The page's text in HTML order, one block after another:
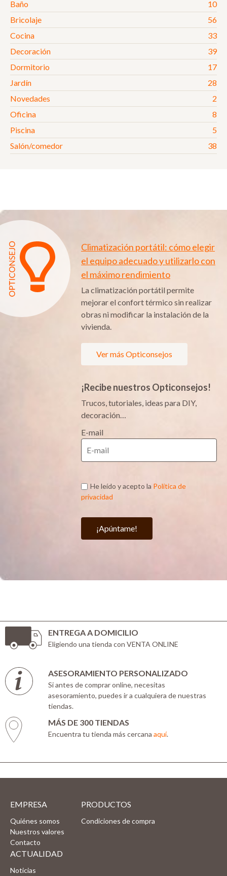
Baño
10
Bricolaje
56
Cocina
33
Decoración
39
Dormitorio
17
Jardín
28
Novedades
2
Oficina
8
Piscina
5
Salón/comedor
38
Climatización portátil: cómo elegir
el equipo adecuado y utilizarlo con
el máximo rendimiento
La climatización portátil permite
mejorar el confort térmico sin realizar
obras ni modificar la instalación de la
vivienda.
Ver más Opticonsejos
¡Recibe nuestros Opticonsejos!
Trucos, tutoriales, ideas para DIY,
decoración…
E-mail
He leído y acepto la Política de
privacidad
¡Apúntame!
ENTREGA A DOMICILIO
Eligiendo una tienda con VENTA ONLINE
ASESORAMIENTO PERSONALIZADO
Si antes de comprar online, necesitas
asesoramiento, puedes ir a cualquiera de nuestras
tiendas.
MÁS DE 300 TIENDAS
Encuentra tu tienda más cercana aquí.
EMPRESA
Quiénes somos
Nuestros valores
Contacto
PRODUCTOS
Condiciones de compra
ACTUALIDAD
Noticias